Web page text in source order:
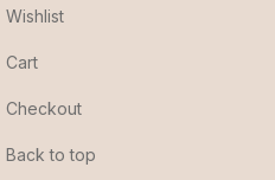
Wishlist
Cart
Checkout
Back to top